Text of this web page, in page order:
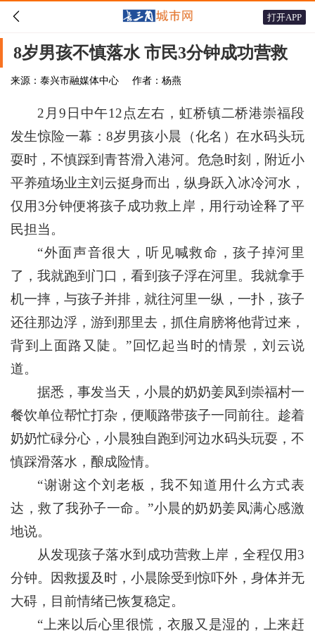
 打开APP
8岁男孩不慎落水 市民3分钟成功营救
来源：泰兴市融媒体中心 作者：杨燕
2月9日中午12点左右，虹桥镇二桥港崇福段
发生惊险一幕：8岁男孩小晨（化名）在水码头玩
耍时，不慎踩到青苔滑入港河。危急时刻，附近小
平养殖场业主刘云挺身而出，纵身跃入冰冷河水，
仅用3分钟便将孩子成功救上岸，用行动诠释了平
民担当。
“外面声音很大，听见喊救命，孩子掉河里
了，我就跑到门口，看到孩子浮在河里。我就拿手
机一摔，与孩子并排，就往河里一纵，一扑，孩子
还往那边浮，游到那里去，抓住肩膀将他背过来，
背到上面路又陡。”回忆起当时的情景，刘云说
道。
据悉，事发当天，小晨的奶奶姜凤到崇福村一
餐饮单位帮忙打杂，便顺路带孩子一同前往。趁着
奶奶忙碌分心，小晨独自跑到河边水码头玩耍，不
慎踩滑落水，酿成险情。
“谢谢这个刘老板，我不知道用什么方式表
达，救了我孙子一命。”小晨的奶奶姜凤满心感激
地说。
从发现孩子落水到成功营救上岸，全程仅用3
分钟。因救援及时，小晨除受到惊吓外，身体并无
大碍，目前情绪已恢复稳定。
“上来以后心里很慌，衣服又是湿的，上来赶